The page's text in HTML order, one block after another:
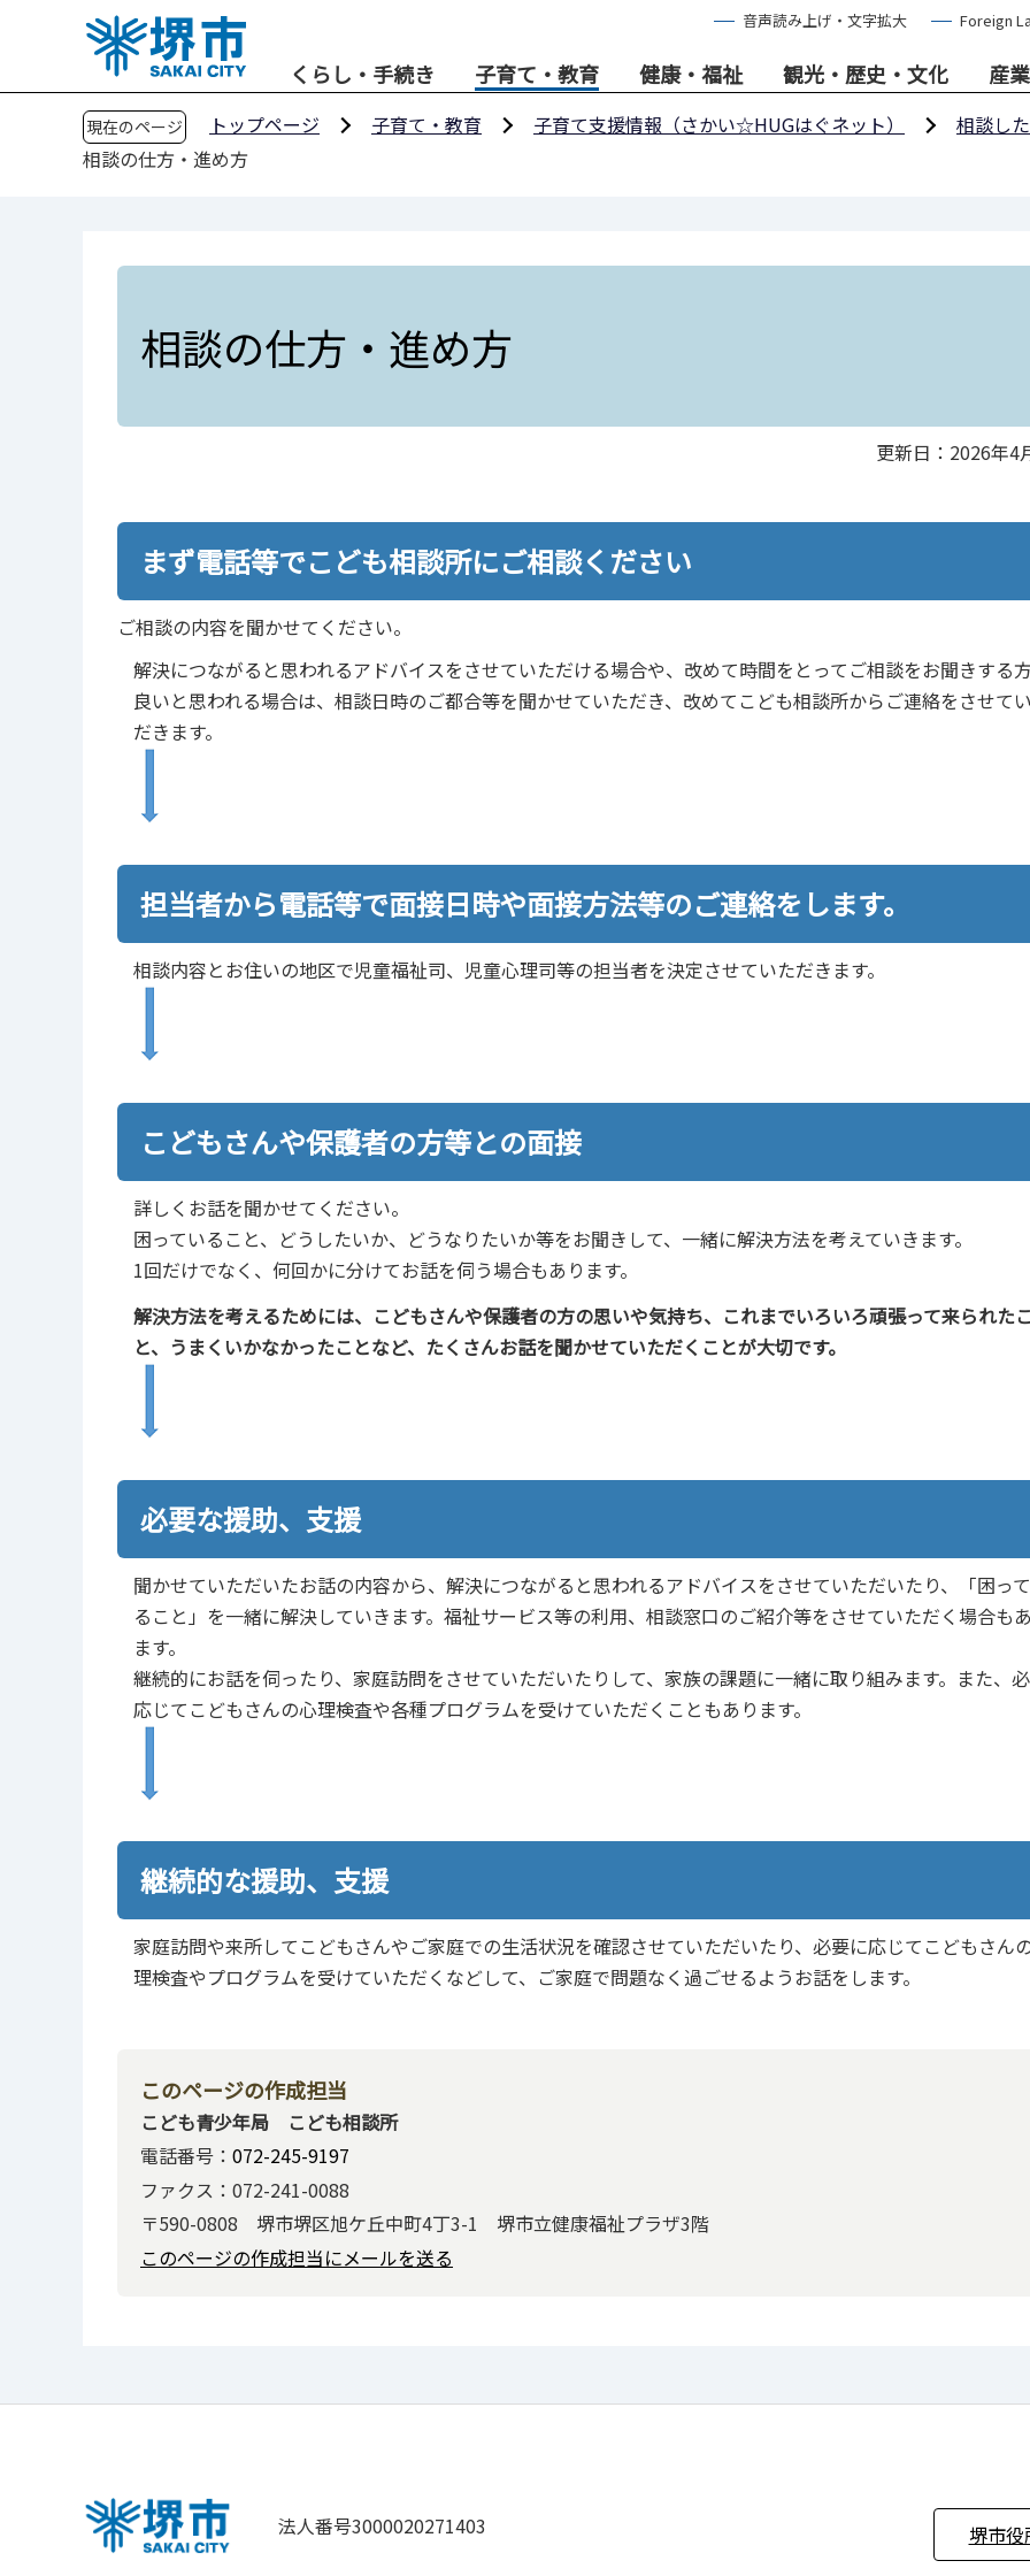
音声読み上げ・文字拡大 Foreign
くらし・手続き 子育て・教育 健康・福祉 観光・歴史・文化 産
現在のページ トップページ 子育て・教育 子育て支援情報（さかい☆HUGはぐネット）
相談し
相談の仕方・進め方
相談の仕方・進め方
更新日：2026年4
まず電話等でこども相談所にご相談ください
ご相談の内容を聞かせてください。
解決につながると思われるアドバイスをさせていただける場合や、改めて時間をとってご相談をお聞きする
良いと思われる場合は、相談日時のご都合等を聞かせていただき、改めてこども相談所からご連絡をさせて
だきます。
担当者から電話等で面接日時や面接方法等のご連絡をします。
相談内容とお住いの地区で児童福祉司、児童心理司等の担当者を決定させていただきます。
こどもさんや保護者の方等との面接
詳しくお話を聞かせてください。
困っていること、どうしたいか、どうなりたいか等をお聞きして、一緒に解決方法を考えていきます。
1回だけでなく、何回かに分けてお話を伺う場合もあります。
解決方法を考えるためには、こどもさんや保護者の方の思いや気持ち、これまでいろいろ頑張って来られた
と、うまくいかなかったことなど、たくさんお話を聞かせていただくことが大切です。
必要な援助、支援
聞かせていただいたお話の内容から、解決につながると思われるアドバイスをさせていただいたり、「困っ
ること」を一緒に解決していきます。福祉サービス等の利用、相談窓口のご紹介等をさせていただく場合も
ます。
継続的にお話を伺ったり、家庭訪問をさせていただいたりして、家族の課題に一緒に取り組みます。また、
応じてこどもさんの心理検査や各種プログラムを受けていただくこともあります。
継続的な援助、支援
家庭訪問や来所してこどもさんやご家庭での生活状況を確認させていただいたり、必要に応じてこどもさん
理検査やプログラムを受けていただくなどして、ご家庭で問題なく過ごせるようお話をします。
このページの作成担当
こども青少年局 こども相談所
電話番号： 072-245-9197
ファクス：072-241-0088
〒590-0808 堺市堺区旭ケ丘中町4丁3-1 堺市立健康福祉プラザ3階
このページの作成担当にメールを送る
法人番号3000020271403 堺市